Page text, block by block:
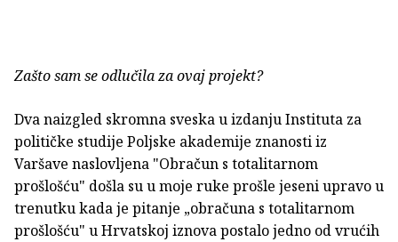
Zašto sam se odlučila za ovaj projekt?
Dva naizgled skromna sveska u izdanju Instituta za
političke studije Poljske akademije znanosti iz
Varšave naslovljena "Obračun s totalitarnom
prošlošću" došla su u moje ruke prošle jeseni upravo u
trenutku kada je pitanje „obračuna s totalitarnom
prošlošću" u Hrvatskoj iznova postalo jedno od vrućih